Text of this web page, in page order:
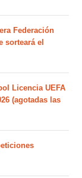
Federación
sorteará el
Licencia UEFA
(agotadas las